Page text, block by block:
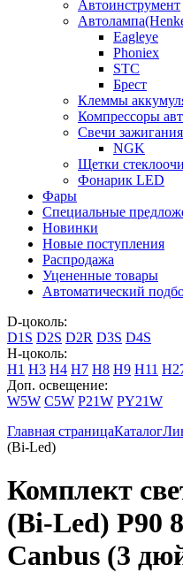
Автоинструмент
Eagleye
Phoniex
STC
Брест
Клеммы
Компрессоры
Свечи
NGK
Щетки
Фонарик LED
Фары
Специальные
Новинки
Новые поступления
Распродажа
Уцененные товары
Автоматический
D-цоколь:
D1S D2S D2R D3S D4S
H-цоколь:
H1 H3 H4 H7 H8 H9 H11
Доп. освещение:
W5W C5W P21W PY21W
Главная страницаКаталог
(Bi-Led)
Комплект
(Bi-Led) P90
Canbus (3